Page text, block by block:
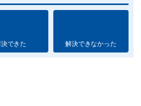
できた 解決できなかった